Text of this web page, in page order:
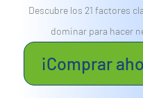
Descubre los 21 factores
dominar para hacer
¡Comprar